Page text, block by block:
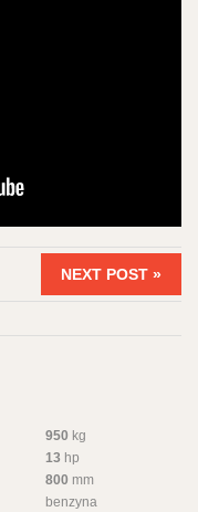
NEXT POST »
950 kg
13 hp
800 mm
benzyna